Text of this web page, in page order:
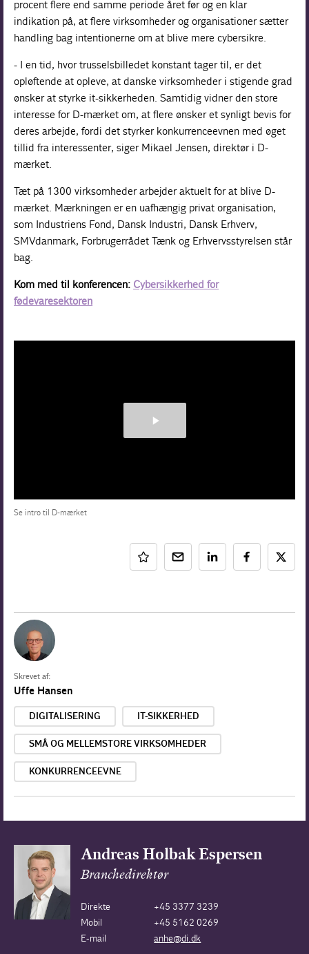
procent flere end samme periode året før og en klar
indikation på, at flere virksomheder og organisationer sætter
handling bag intentionerne om at blive mere cybersikre.
- I en tid, hvor trusselsbilledet konstant tager til, er det
opløftende at opleve, at danske virksomheder i stigende grad
ønsker at styrke it-sikkerheden. Samtidig vidner den store
interesse for D-mærket om, at flere ønsker et synligt bevis for
deres arbejde, fordi det styrker konkurrenceevnen med øget
tillid fra interessenter, siger Mikael Jensen, direktør i D-
mærket.
Tæt på 1300 virksomheder arbejder aktuelt for at blive D-
mærket. Mærkningen er en uafhængig privat organisation,
som Industriens Fond, Dansk Industri, Dansk Erhverv,
SMVdanmark, Forbrugerrådet Tænk og Erhvervsstyrelsen står
bag.
Kom med til konferencen: Cybersikkerhed for
fødevaresektoren
Se intro til D-mærket
Skrevet af:
Uffe Hansen
DIGITALISERING IT-SIKKERHED
SMÅ OG MELLEMSTORE VIRKSOMHEDER
KONKURRENCEEVNE
Andreas Holbak Espersen
Branchedirektør
Direkte
+45 3377 3239
Mobil
+45 5162 0269
E-mail
anhe@di.dk